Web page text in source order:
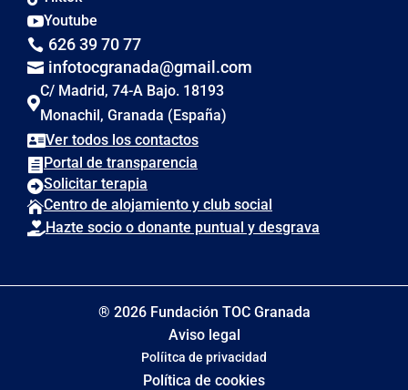
Youtube
 626 39 70 77
 infotocgranada@gmail.com

C/ Madrid, 74-A Bajo. 18193
Monachil, Granada (España)
Ver todos los contactos
 Portal de transparencia
Solicitar terapia
Centro de alojamiento y club social
Hazte socio o donante puntual y desgrava
® 2026 Fundación TOC Granada
Aviso legal
Políitca de privacidad
Política de cookies